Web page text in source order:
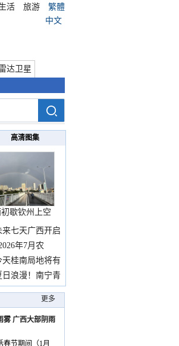
活 旅游
繁體
中文
达卫星
高清图集
初歇钦州上空
邂逅
来七天广西开启
年7月农
天桂南局地将有
日浪漫！南宁青
更多
雾 广西大部阴雨
春节期间（1月